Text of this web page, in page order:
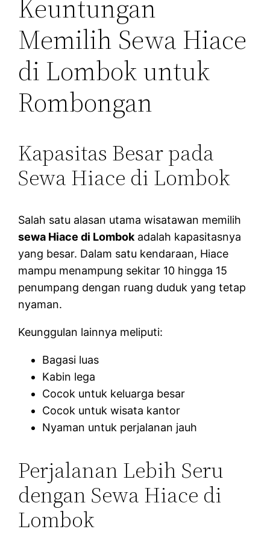
Keuntungan
Memilih Sewa Hiace
di Lombok untuk
Rombongan
Kapasitas Besar pada
Sewa Hiace di Lombok
Salah satu alasan utama wisatawan memilih
sewa Hiace di Lombok adalah kapasitasnya
yang besar. Dalam satu kendaraan, Hiace
mampu menampung sekitar 10 hingga 15
penumpang dengan ruang duduk yang tetap
nyaman.
Keunggulan lainnya meliputi:
Bagasi luas
Kabin lega
Cocok untuk keluarga besar
Cocok untuk wisata kantor
Nyaman untuk perjalanan jauh
Perjalanan Lebih Seru
dengan Sewa Hiace di
Lombok